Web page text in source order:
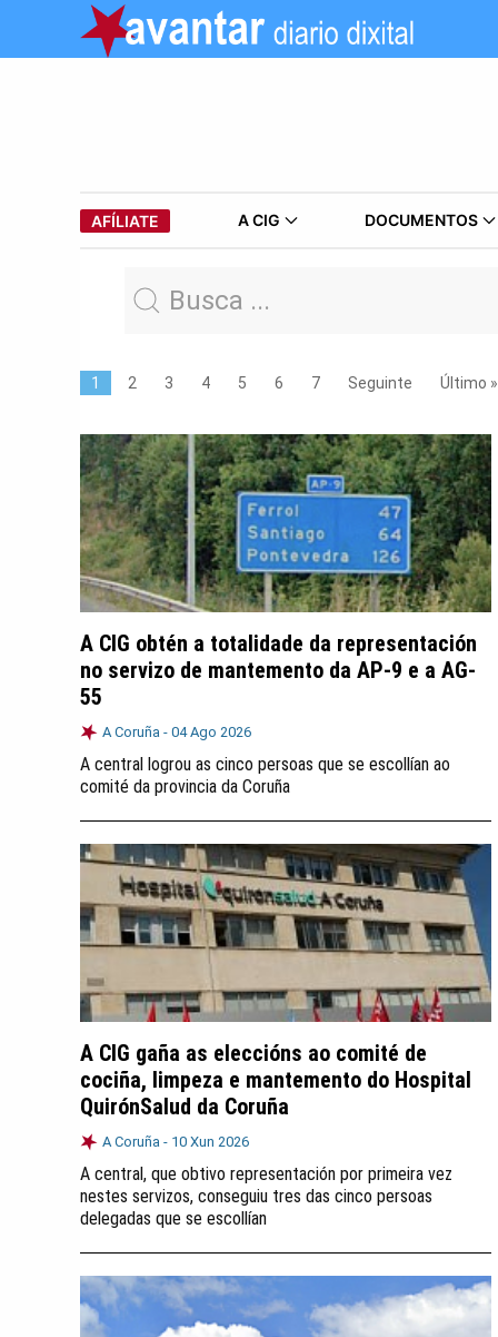
AFÍLIATE A CIG DOCUMENTOS
1 2 3 4 5 6 7 Seguinte Último »
A CIG obtén a totalidade da representación
no servizo de mantemento da AP-9 e a AG-
55
A Coruña - 04 Ago 2026
A central logrou as cinco persoas que se escollían ao
comité da provincia da Coruña
A CIG gaña as eleccións ao comité de
cociña, limpeza e mantemento do Hospital
QuirónSalud da Coruña
A Coruña - 10 Xun 2026
A central, que obtivo representación por primeira vez
nestes servizos, conseguiu tres das cinco persoas
delegadas que se escollían